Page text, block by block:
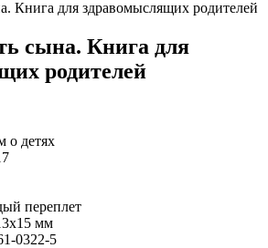
сына. Книга для
родителей
о детях
переплет
мм
0322-5